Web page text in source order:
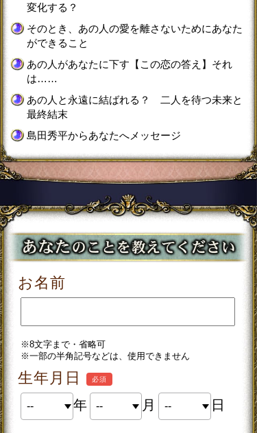
変化する？
そのとき、あの人の愛を離さないためにあなた
ができること
あの人があなたに下す【この恋の答え】それ
は……
あの人と永遠に結ばれる？ 二人を待つ未来と
最終結末
島田秀平からあなたへメッセージ
お名前
※8文字まで・省略可
※一部の半角記号などは、使用できません
生年月日 必須
年 月 日